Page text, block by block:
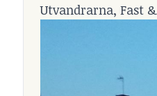
Utvandrarna, Fast